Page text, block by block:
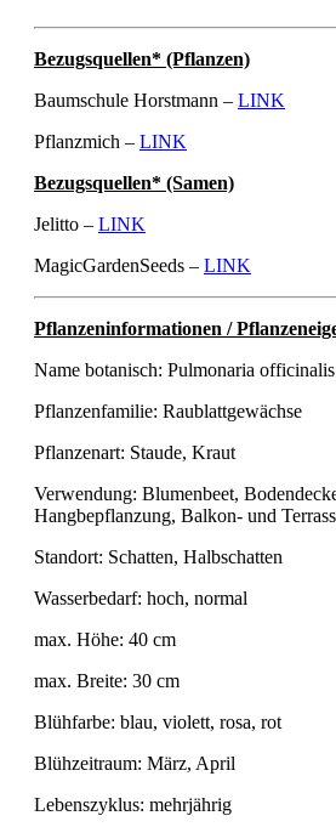
Bezugsquellen* (Pflanzen)
Baumschule Horstmann – LINK
Pflanzmich – LINK
Bezugsquellen* (Samen)
Jelitto – LINK
MagicGardenSeeds – LINK
Pflanzeninformationen /
Name botanisch: Pulmonaria officinalis
Pflanzenfamilie: Raublattgewächse
Pflanzenart: Staude, Kraut
Verwendung: Blumenbeet,
Hangbepflanzung, Balkon- und
Standort: Schatten, Halbschatten
Wasserbedarf: hoch, normal
max. Höhe: 40 cm
max. Breite: 30 cm
Blühfarbe: blau, violett, rosa, rot
Blühzeitraum: März, April
Lebenszyklus: mehrjährig